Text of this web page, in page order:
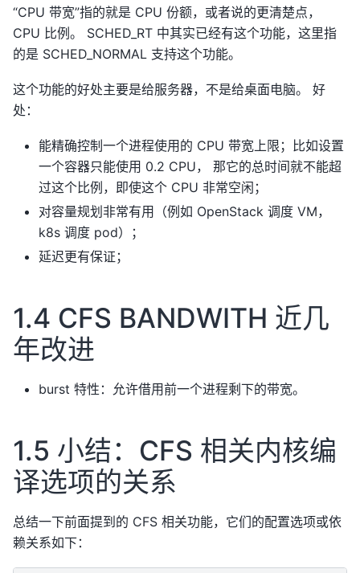
“CPU 带宽”指的就是 CPU 份额，或者说的更清楚点，
CPU 比例。 SCHED_RT 中其实已经有这个功能，这里指
的是 SCHED_NORMAL 支持这个功能。
这个功能的好处主要是给服务器，不是给桌面电脑。 好
处：
能精确控制一个进程使用的 CPU 带宽上限；比如设置
一个容器只能使用 0.2 CPU， 那它的总时间就不能超
过这个比例，即使这个 CPU 非常空闲；
对容量规划非常有用（例如 OpenStack 调度 VM，
k8s 调度 pod）；
延迟更有保证；
1.4 CFS BANDWITH 近几
年改进
burst 特性：允许借用前一个进程剩下的带宽。
1.5 小结：CFS 相关内核编
译选项的关系
总结一下前面提到的 CFS 相关功能，它们的配置选项或依
赖关系如下：